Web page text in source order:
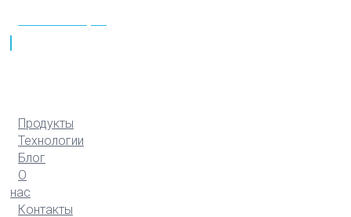
Продукты
Технологии
Блог
О
нас
Контакты